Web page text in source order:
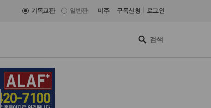
기독교판 일반판 미주 구독신청 로그인